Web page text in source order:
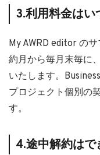
3.利用料金はい
My AWRD editor の
約月から毎月末毎に
いたします。
プロジェクト個別の
す。
4.途中解約はで